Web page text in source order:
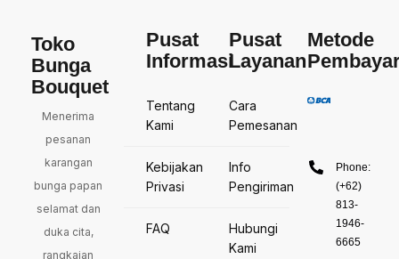
Toko
Bunga
Bouquet
Menerima
pesanan
karangan
bunga papan
selamat dan
duka cita,
rangkaian
Pusat
Informasi
Tentang
Kami
Kebijakan
Privasi
FAQ
Pusat
Layanan
Cara
Pemesanan
Info
Pengiriman
Hubungi
Kami
Metode
Phone:
(+62)
813-
1946-
6665